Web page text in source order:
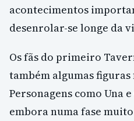
acontecimentos
desenrolar-se longe da
Os fãs do primeiro
também algumas
Personagens como Una
embora numa fase